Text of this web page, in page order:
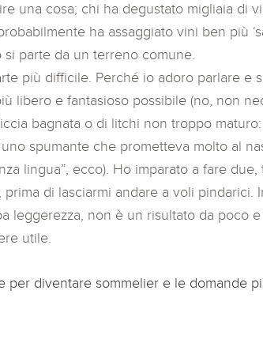
una cosa; chi ha degustato migliaia di
ha assaggiato vini ben più
si parte da un terreno comune.
più difficile. Perché io adoro parlare e
libero e fantasioso possibile (no, non
bagnata o di litchi non troppo maturo:
spumante che prometteva molto al
lingua”, ecco). Ho imparato a fare
di lasciarmi andare a voli
leggerezza, non è un risultato da poco
utile.
per diventare sommelier e le domande